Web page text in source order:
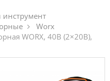
Worx
WORX, 40В (2×20В),